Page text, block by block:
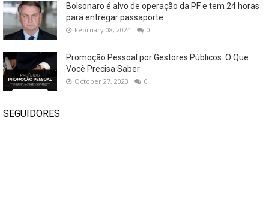
Bolsonaro é alvo de operação da PF e tem 24 horas
para entregar passaporte
February 08, 2024 0
Promoção Pessoal por Gestores Públicos: O Que
Você Precisa Saber
October 27, 2023 0
SEGUIDORES